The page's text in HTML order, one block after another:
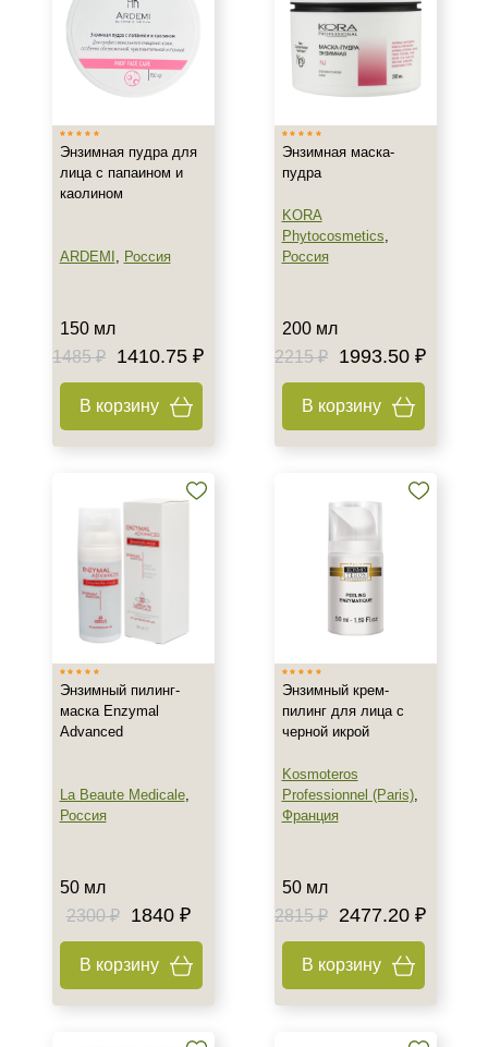
SPF 50
SPF 85
Энзимная пудра для
лица с папаином и
каолином
ARDEMI , Россия
150 мл
1485 ₽
1410.75 ₽
В корзину
Энзимная маска-
пудра
KORA
Phytocosmetics,
Россия
200 мл
2215 ₽
1993.50 ₽
В корзину
Энзимный пилинг-
маска Enzymal
Advanced
La Beaute Medicale,
Россия
50 мл
2300 ₽
1840 ₽
В корзину
Энзимный крем-
пилинг для лица с
черной икрой
Kosmoteros
Professionnel (Paris),
Франция
50 мл
2815 ₽
2477.20 ₽
В корзину